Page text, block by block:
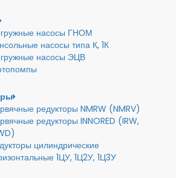
насосы ГНОМ
насосы типа К, 1К
насосы ЭЦВ
редукторы NMRW (NMRV)
редукторы INNORED (IRW,
цилиндрические
1ЦУ, 1Ц2У, 1Ц3У